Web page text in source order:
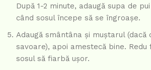
După 1-2 minute, adaugă supa de
când sosul începe să se îngroașe.
Adaugă smântâna și muștarul (dacă
savoare), apoi amestecă bine.
sosul să fiarbă ușor.